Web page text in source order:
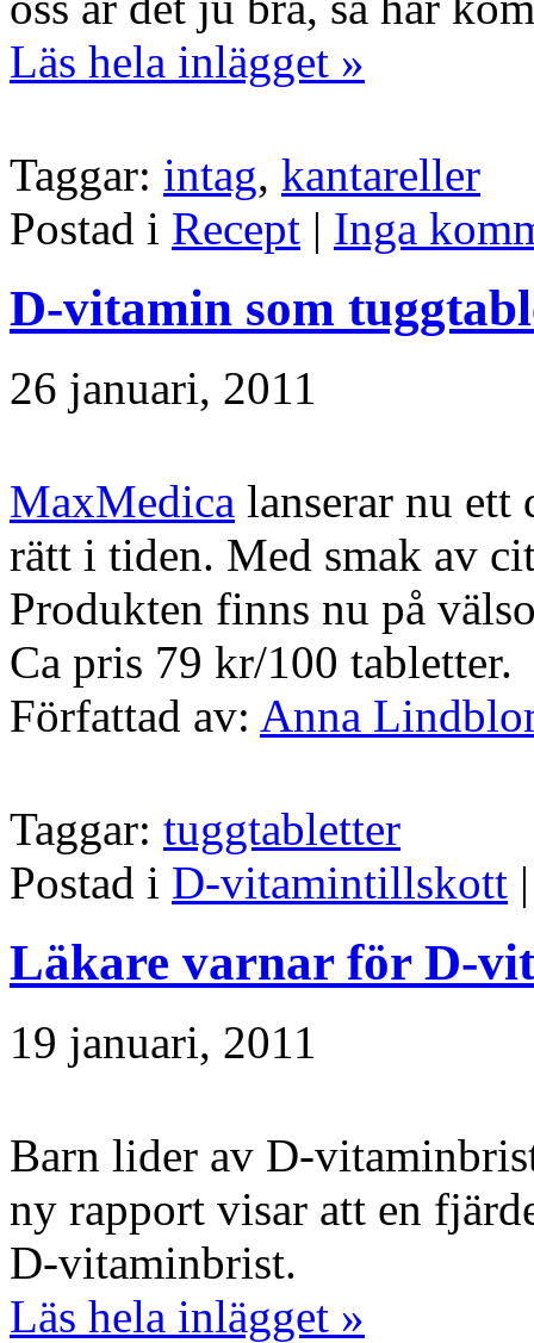
Läs hela inlägget »
Taggar: intag, kantareller
Postad i Recept | Inga
D-vitamin som
26 januari, 2011
MaxMedica lanserar nu
rätt i tiden. Med smak av
Produkten finns nu på
Ca pris 79 kr/100 tabletter.
Författad av: Anna
Taggar: tuggtabletter
Postad i D-vitamintillskott
Läkare varnar för D-
19 januari, 2011
Barn lider av D-
ny rapport visar att en
D-vitaminbrist.
Läs hela inlägget »